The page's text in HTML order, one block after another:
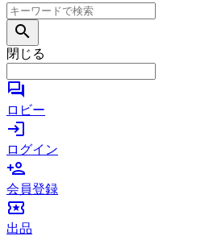
search
閉じる
forum
ロビー
login
ログイン
person_add
会員登録
local_activity
出品